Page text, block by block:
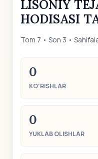
LISONIY
HODISASI
Tom 7 • Son 3 •
0
KO‘RISHLAR
0
YUKLAB OLISHLAR